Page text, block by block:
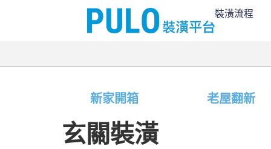
裝潢流程
新家開箱 老屋翻新
玄關裝潢